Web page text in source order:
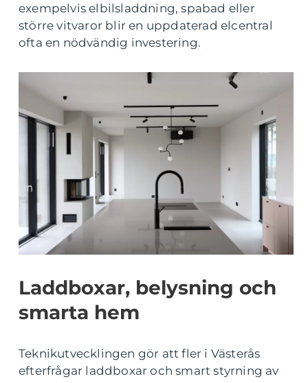
exempelvis elbilsladdning, spabad eller
större vitvaror blir en uppdaterad elcentral
ofta en nödvändig investering.
Laddboxar, belysning och
smarta hem
Teknikutvecklingen gör att fler i Västerås
efterfrågar laddboxar och smart styrning av